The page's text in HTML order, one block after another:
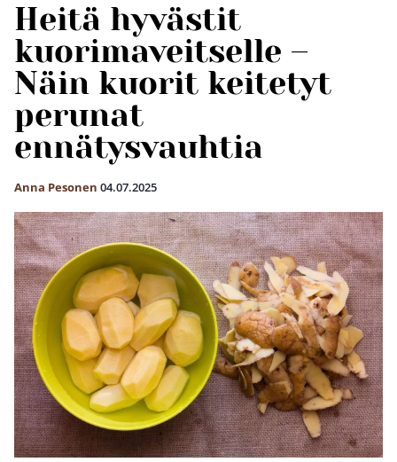
Heitä hyvästit
kuorimaveitselle –
Näin kuorit keitetyt
perunat
ennätysvauhtia
Anna Pesonen 04.07.2025